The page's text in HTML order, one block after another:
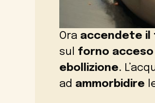
Ora accendete il
sul forno acceso
ebollizione.
ad ammorbidire